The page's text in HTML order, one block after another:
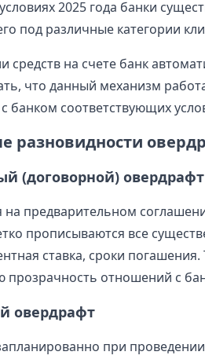
2025 года банки
под различные категории
средств на счете банк
что данный механизм
банком соответствующих
разновидности
(договорной) овердрафт
на предварительном
прописываются все
ставка, сроки
прозрачность отношений с
овердрафт
при